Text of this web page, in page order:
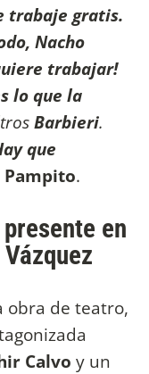
trabaje gratis.
Nacho
trabajar!
lo que la
Barbieri.
que
Pampito.
en
obra de teatro,
Calvo y un